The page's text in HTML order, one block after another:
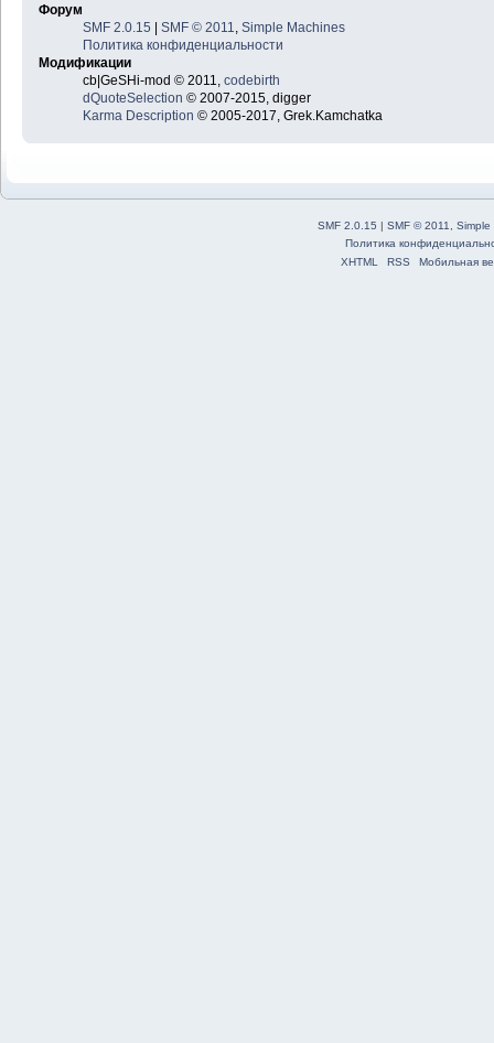
Форум
SMF 2.0.15 | SMF © 2011
Simple Machines
Политика конфиденциальности
Модификации
cb|GeSHi-mod © 2011, codebirth
dQuoteSelection © 2007-2015, digger
Karma Description © 2005-2017, Grek.Kamchatka
SMF 2.0.15 | SMF © 2011
Simple
Политика
XHTML
RSS Мобильная